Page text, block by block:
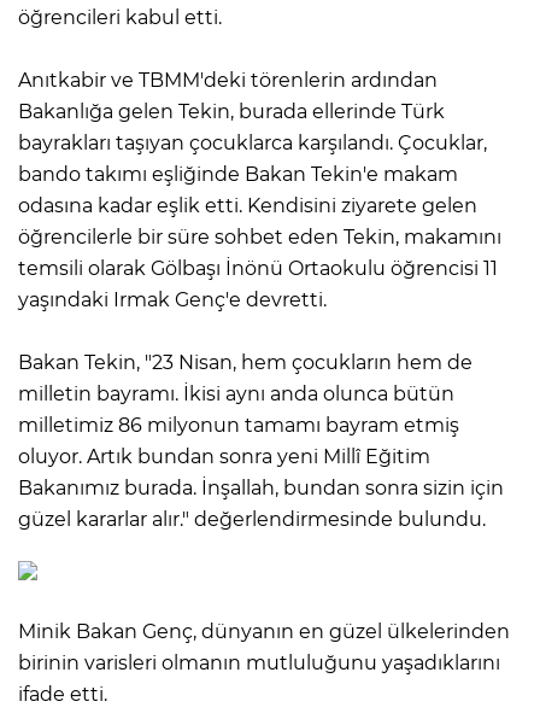
öğrencileri kabul etti.
Anıtkabir ve TBMM'deki törenlerin ardından
Bakanlığa gelen Tekin, burada ellerinde Türk
bayrakları taşıyan çocuklarca karşılandı. Çocuklar,
bando takımı eşliğinde Bakan Tekin'e makam
odasına kadar eşlik etti. Kendisini ziyarete gelen
öğrencilerle bir süre sohbet eden Tekin, makamını
temsili olarak Gölbaşı İnönü Ortaokulu öğrencisi 11
yaşındaki Irmak Genç'e devretti.
Bakan Tekin, "23 Nisan, hem çocukların hem de
milletin bayramı. İkisi aynı anda olunca bütün
milletimiz 86 milyonun tamamı bayram etmiş
oluyor. Artık bundan sonra yeni Millî Eğitim
Bakanımız burada. İnşallah, bundan sonra sizin için
güzel kararlar alır." değerlendirmesinde bulundu.
Minik Bakan Genç, dünyanın en güzel ülkelerinden
birinin varisleri olmanın mutluluğunu yaşadıklarını
ifade etti.